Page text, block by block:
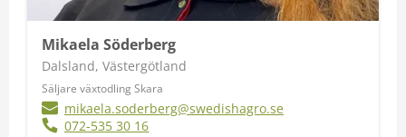
Mikaela Söderberg
Dalsland, Västergötland
Säljare växtodling Skara
mikaela.soderberg@swedishagro.se
072-535 30 16